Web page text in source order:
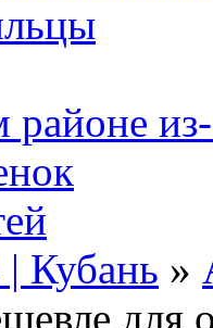
Кубань »
для